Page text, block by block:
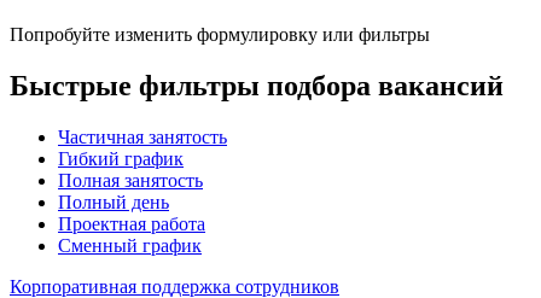
Попробуйте изменить формулировку или фильтры
Быстрые фильтры подбора вакансий
Частичная занятость
Гибкий график
Полная занятость
Полный день
Проектная работа
Сменный график
Корпоративная поддержка сотрудников